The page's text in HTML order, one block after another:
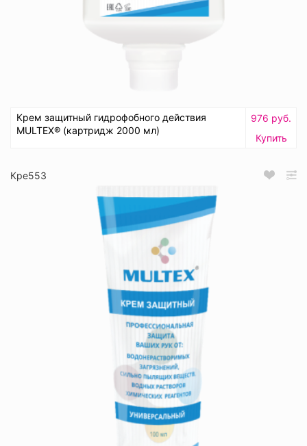
Крем защитный гидрофобного действия
MULTEX® (картридж 2000 мл)
976 руб.
Купить
Кре553